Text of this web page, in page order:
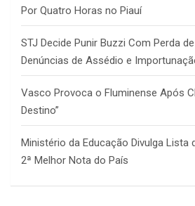
Por Quatro Horas no Piauí
STJ Decide Punir Buzzi Com Perda
Denúncias de Assédio e
Vasco Provoca o Fluminense Após
Destino”
Ministério da Educação Divulga Lista
2ª Melhor Nota do País